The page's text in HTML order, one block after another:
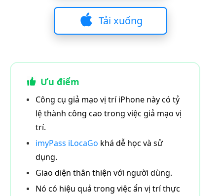
Tải xuống
Ưu điểm
Công cụ giả mạo vị trí iPhone này có tỷ
lệ thành công cao trong việc giả mạo vị
trí.
imyPass iLocaGo khá dễ học và sử
dụng.
Giao diện thân thiện với người dùng.
Nó có hiệu quả trong việc ẩn vị trí thực